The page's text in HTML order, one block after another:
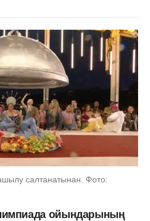
салтанатынан. Фото:
ойындарының